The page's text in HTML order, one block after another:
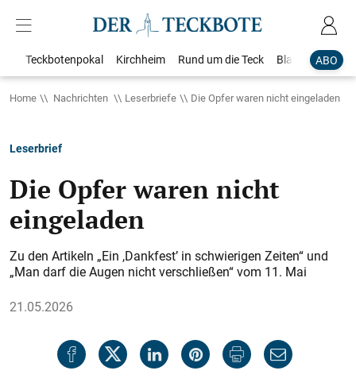
ABO
Teckbotenpokal Kirchheim Rund um die Teck Blaulicht
Home Nachrichten Leserbriefe Die Opfer waren nicht eingeladen
Leserbrief
Die Opfer waren nicht
eingeladen
Zu den Artikeln „Ein ,Dankfest’ in schwierigen Zeiten“ und
„Man darf die Augen nicht verschließen“ vom 11. Mai
21.05.2026